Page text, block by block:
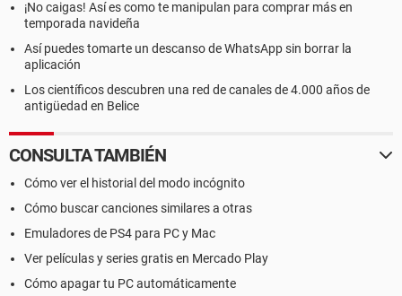
¡No caigas! Así es como te manipulan para comprar más en
temporada navideña
Así puedes tomarte un descanso de WhatsApp sin borrar la
aplicación
Los científicos descubren una red de canales de 4.000 años de
antigüedad en Belice
CONSULTA TAMBIÉN
Cómo ver el historial del modo incógnito
Cómo buscar canciones similares a otras
Emuladores de PS4 para PC y Mac
Ver películas y series gratis en Mercado Play
Cómo apagar tu PC automáticamente